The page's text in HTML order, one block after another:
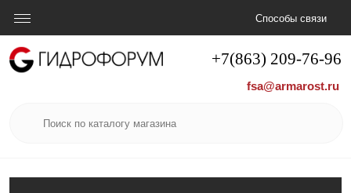
+7(863) 209-76-96
fsa@armarost.ru
Способы связи